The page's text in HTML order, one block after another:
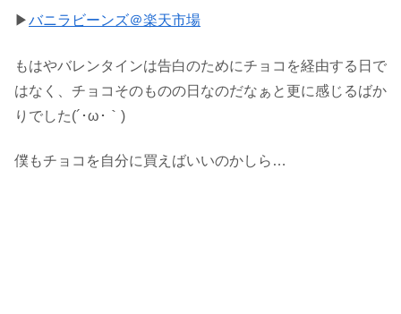
▶バニラビーンズ＠楽天市場
もはやバレンタインは告白のためにチョコを経由する日で
はなく、チョコそのものの日なのだなぁと更に感じるばか
りでした(´･ω･｀)
僕もチョコを自分に買えばいいのかしら…